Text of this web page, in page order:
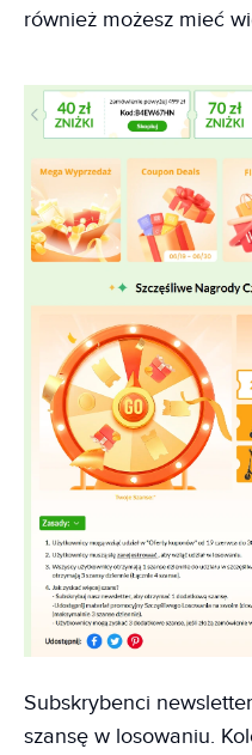
również możesz mieć
Subskrybenci
szansę w losowaniu.